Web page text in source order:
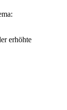
erhöhte